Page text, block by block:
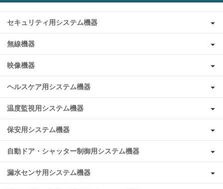
セキュリティ用システム機器
無線機器
映像機器
ヘルスケア用システム機器
温度監視用システム機器
保安用システム機器
自動ドア・シャッター制御用システム機器
漏水センサ用システム機器